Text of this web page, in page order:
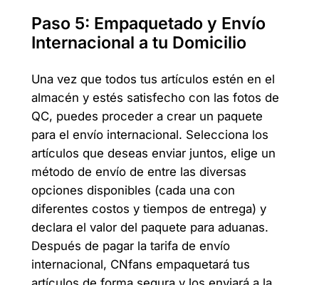
Paso 5: Empaquetado y Envío
Internacional a tu Domicilio
Una vez que todos tus artículos estén en el
almacén y estés satisfecho con las fotos de
QC, puedes proceder a crear un paquete
para el envío internacional. Selecciona los
artículos que deseas enviar juntos, elige un
método de envío de entre las diversas
opciones disponibles (cada una con
diferentes costos y tiempos de entrega) y
declara el valor del paquete para aduanas.
Después de pagar la tarifa de envío
internacional, CNfans empaquetará tus